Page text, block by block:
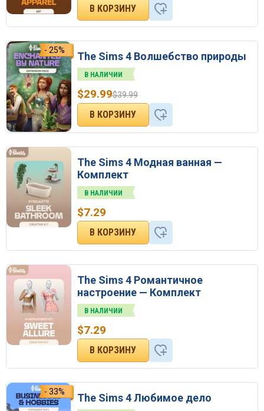
- 25% The Sims 4 Волшебство природы
В НАЛИЧИИ
$39.99
$29.99
The Sims 4 Модная ванная —
Комплект
В НАЛИЧИИ
$7.29
The Sims 4 Романтичное
настроение — Комплект
В НАЛИЧИИ
$7.29
- 33% The Sims 4 Любимое дело